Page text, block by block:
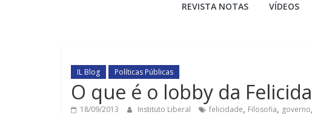
REVISTA NOTAS VÍDEOS
IL Blog Políticas Públicas
O que é o lobby da
18/09/2013 Instituto Liberal felicidade, Filosofia, governo,